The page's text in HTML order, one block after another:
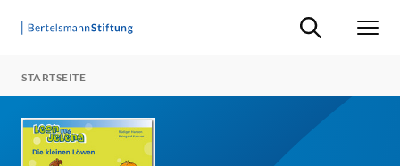
Suche ein-/
STARTSEITE